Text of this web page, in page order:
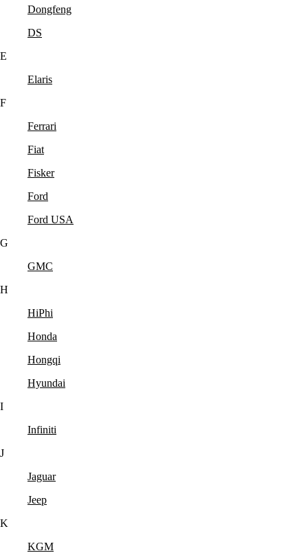
Dongfeng
DS
E
Elaris
F
Ferrari
Fiat
Fisker
Ford
Ford USA
G
GMC
H
HiPhi
Honda
Hongqi
Hyundai
I
Infiniti
J
Jaguar
Jeep
K
KGM